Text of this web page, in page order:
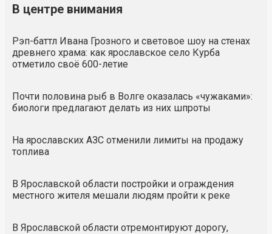
В центре внимания
Рэп-баттл Ивана Грозного и световое шоу на стенах
древнего храма: как ярославское село Курба
отметило своё 600-летие
Почти половина рыб в Волге оказалась «чужаками»:
биологи предлагают делать из них шпроты
На ярославских АЗС отменили лимиты на продажу
топлива
В Ярославской области постройки и ограждения
местного жителя мешали людям пройти к реке
В Ярославской области отремонтируют дорогу,